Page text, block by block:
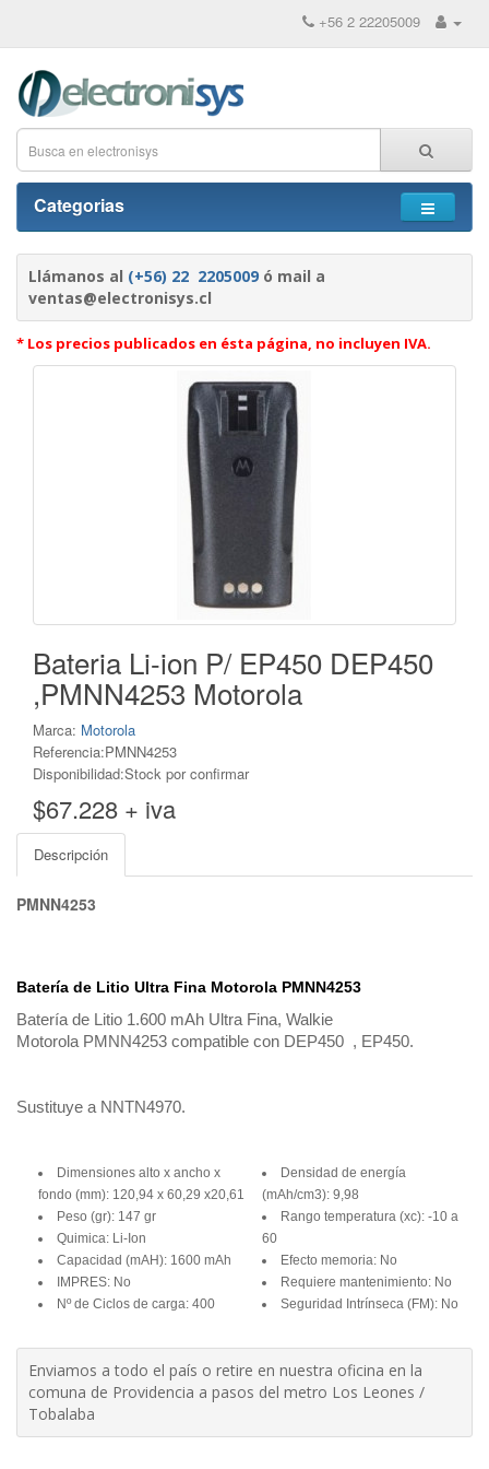
+56 2 22205009
Categorias
Llámanos al (+56) 22 2205009 ó mail a
ventas@electronisys.cl
* Los precios publicados en ésta página, no incluyen IVA.
Bateria Li-ion P/ EP450 DEP450
,PMNN4253 Motorola
Marca: Motorola
Referencia:PMNN4253
Disponibilidad:Stock por confirmar
$67.228 + iva
Descripción
PMNN4253
Batería de Litio Ultra Fina Motorola PMNN4253
Batería de Litio 1.600 mAh Ultra Fina, Walkie
Motorola PMNN4253 compatible con DEP450 , EP450.
Sustituye a NNTN4970.
Dimensiones alto x ancho x
fondo (mm): 120,94 x 60,29 x20,61
Peso (gr): 147 gr
Quimica: Li-Ion
Capacidad (mAH): 1600 mAh
IMPRES: No
Nº de Ciclos de carga: 400
Densidad de energía
(mAh/cm3): 9,98
Rango temperatura (xc): -10 a
60
Efecto memoria: No
Requiere mantenimiento: No
Seguridad Intrínseca (FM): No
Enviamos a todo el país o retire en nuestra oficina en la
comuna de Providencia a pasos del metro Los Leones /
Tobalaba